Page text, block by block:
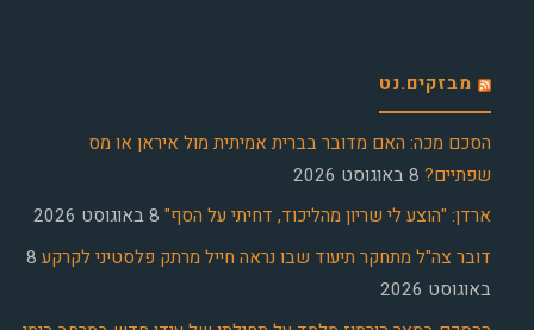
מבזקים.נט
הסכם מכה: האם מדובר בברית אמיתית מול איראן או מס
שפתיים? 8 באוגוסט 2026
ארדן: "הוצע לי שריון מהליכוד, דחיתי על הסף" 8 באוגוסט 2026
דובר צה"ל מתחקר תיעוד שבו נראה חייל מרתק פלסטיני לקרקע 8
באוגוסט 2026